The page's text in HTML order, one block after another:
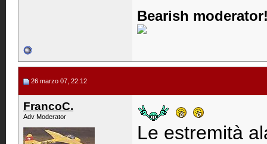
Bearish
26 marzo 07, 22:12
FrancoC.
Adv Moderator
Le estremità